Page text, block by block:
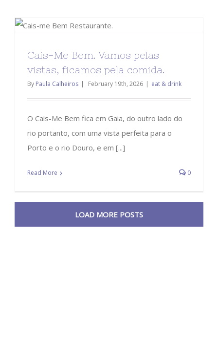
Cais-Me Bem. Vamos pelas
vistas, ficamos pela comida.
By Paula Calheiros | February 19th, 2026 | eat & drink
O Cais-Me Bem fica em Gaia, do outro lado do
rio portanto, com uma vista perfeita para o
Porto e o rio Douro, e em [...]
Read More 0
LOAD MORE POSTS